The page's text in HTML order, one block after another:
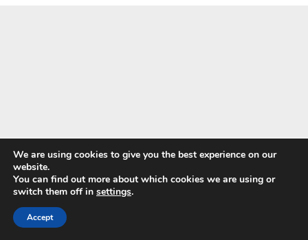
We are using cookies to give you the best experience on our
website.
You can find out more about which cookies we are using or
switch them off in settings.
Accept